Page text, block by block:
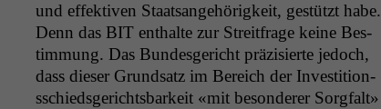
und effek­tiv­en Staat­sange­hörigkeit, gestützt habe.
Denn das BITenthalte zur Stre­it­frage keine Bes­
tim­mung. Das Bun­des­gericht präzisierte jedoch,
dass dieser Grund­satz im Bere­ich der Investi­tion­
ss­chieds­gerichts­barkeit «mit beson­der­er Sorgfalt»